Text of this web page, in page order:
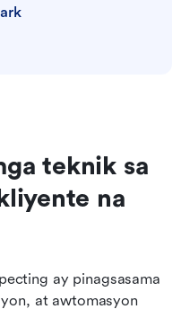
teknik sa
na
ay pinagsasama
at awtomasyon